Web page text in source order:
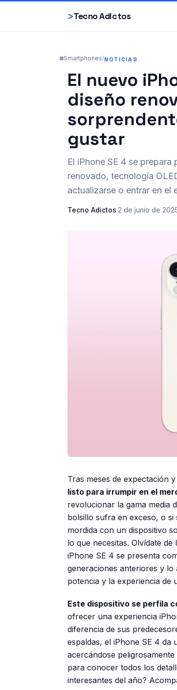
>Tecno Adictos
Smartphones/NOTICIAS
El nuevo
diseño
gustar
El iPhone SE 4 se
renovado, tecnología
actualizarse o entrar en el
Tecno Adictos·2 de junio de
Tras meses de expectación
listo para irrumpir en el
revolucionar la gama media
bolsillo sufra en exceso, o si
mordida con un dispositivo
lo que necesitas. Olvídate
iPhone SE 4 se presenta
generaciones anteriores y
potencia y la experiencia de
Este dispositivo se perfila
ofrecer una experiencia
diferencia de sus
espaldas, el iPhone SE 4 da
acercándose
para conocer todos los
interesantes del año?